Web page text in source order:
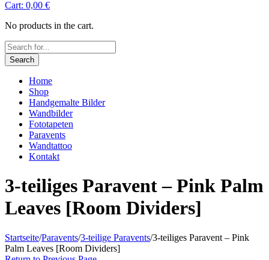
Cart: 0,00 €
No products in the cart.
Search
Home
Shop
Handgemalte Bilder
Wandbilder
Fototapeten
Paravents
Wandtattoo
Kontakt
3-teiliges Paravent – Pink Palm
Leaves [Room Dividers]
Startseite/Paravents/3-teilige Paravents/3-teiliges Paravent – Pink
Palm Leaves [Room Dividers]